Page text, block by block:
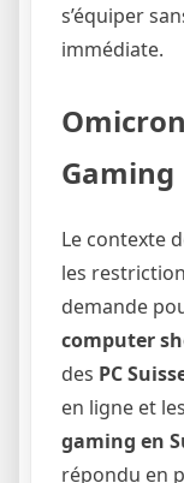
s’équiper
immédiate.
Gaming
Le contexte
les
demande
computer
des PC
en ligne et
gaming en
répondu en